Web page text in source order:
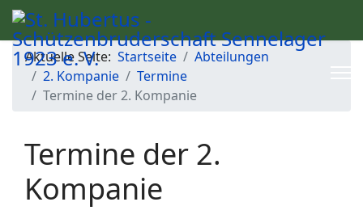
Aktuelle Seite: Startseite
Abteilungen
2. Kompanie
Termine
Termine der 2. Kompanie
Termine der 2.
Kompanie